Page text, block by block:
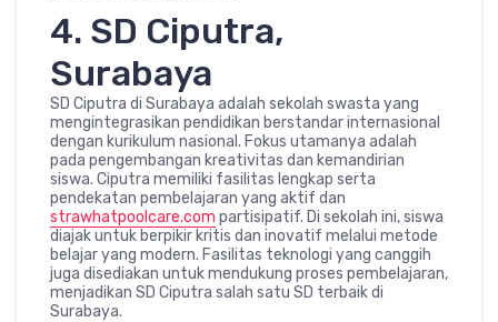
4. SD Ciputra,
Surabaya
SD Ciputra di Surabaya adalah sekolah swasta yang
mengintegrasikan pendidikan berstandar internasional
dengan kurikulum nasional. Fokus utamanya adalah
pada pengembangan kreativitas dan kemandirian
siswa. Ciputra memiliki fasilitas lengkap serta
pendekatan pembelajaran yang aktif dan
strawhatpoolcare.com partisipatif. Di sekolah ini, siswa
diajak untuk berpikir kritis dan inovatif melalui metode
belajar yang modern. Fasilitas teknologi yang canggih
juga disediakan untuk mendukung proses pembelajaran,
menjadikan SD Ciputra salah satu SD terbaik di
Surabaya.